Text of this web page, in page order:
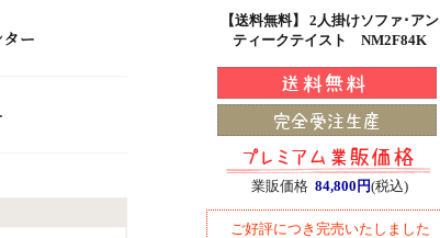
【送料無料】 2人掛けソファ･アン
ティークテイスト NM2F84K
業販価格 84,800円(税込)
ご好評につき完売いたしました